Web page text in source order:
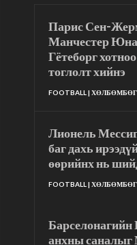
Парис Сен-
Манчестер
Гётеборг
тоглолт хийнэ
FOOTBALL | ХӨЛБӨМБӨГ
Лионель
баг дахь
өөрийнх нь
FOOTBALL | ХӨЛБӨМБӨГ
Барселонагийн
анхны саналыг